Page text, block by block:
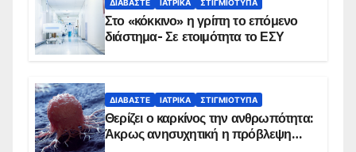
ΔΙΑΒΆΣΤΕ ΙΑΤΡΙΚΆ ΣΤΙΓΜΙΌΤΥΠΑ
Στο «κόκκινο» η γρίπη το επόμενο
διάστημα- Σε ετοιμότητα το ΕΣΥ
ΔΙΑΒΆΣΤΕ ΙΑΤΡΙΚΆ ΣΤΙΓΜΙΌΤΥΠΑ
Θερίζει ο καρκίνος την ανθρωπότητα:
Άκρως ανησυχητική η πρόβλεψη…